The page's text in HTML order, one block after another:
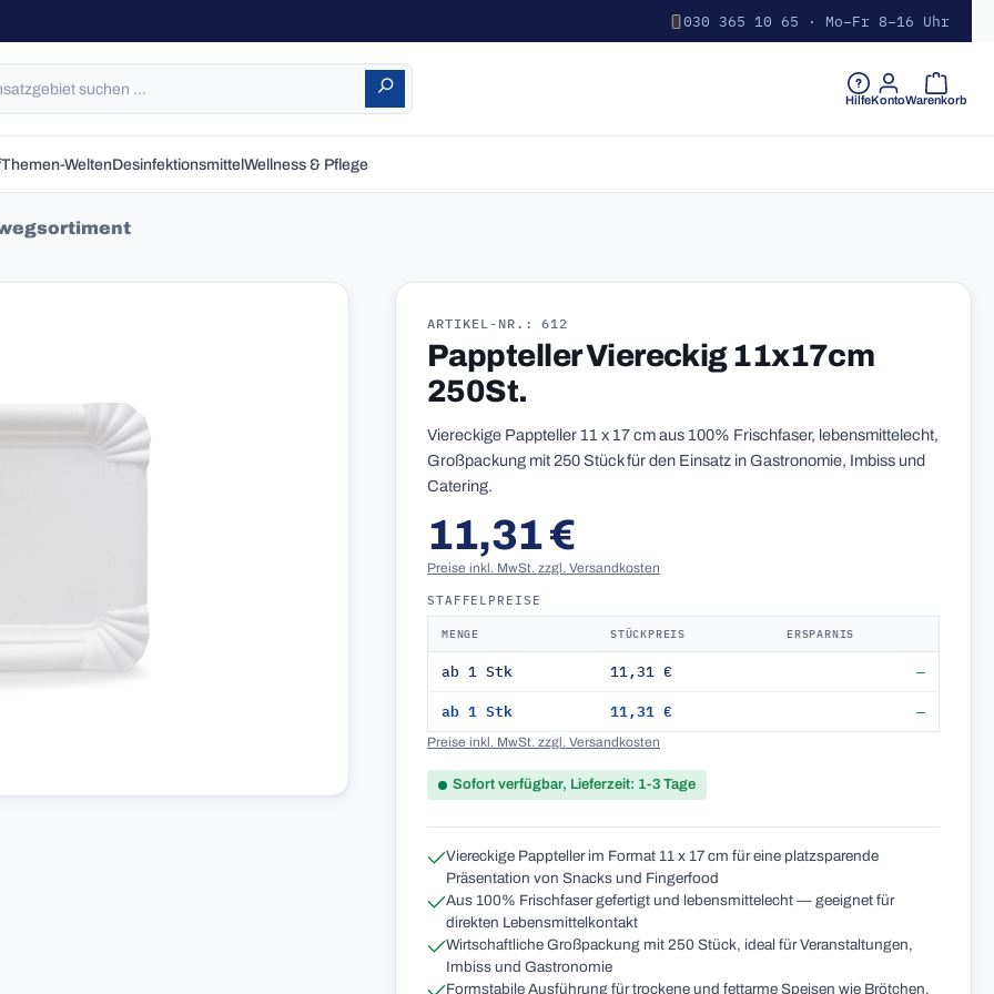
030 365 10 65 · Mo–Fr 8–16 Uhr
HilfeKontoWarenkorb
Themen-WeltenDesinfektionsmittelWellness & Pflege
ARTIKEL-NR.: 612
Pappteller Viereckig 11x17cm
250St.
Viereckige Pappteller 11 x 17 cm aus 100% Frischfaser, lebensmittelecht,
Großpackung mit 250 Stück für den Einsatz in Gastronomie, Imbiss und
Catering.
11,31 €
Preise inkl. MwSt. zzgl. Versandkosten
STAFFELPREISE
MENGE STÜCKPREIS ERSPARNIS
ab 1 Stk 11,31 € —
ab 1 Stk 11,31 € —
Preise inkl. MwSt. zzgl. Versandkosten
Sofort verfügbar, Lieferzeit: 1-3 Tage
Viereckige Pappteller im Format 11 x 17 cm für eine platzsparende
Präsentation von Snacks und Fingerfood
Aus 100% Frischfaser gefertigt und lebensmittelecht — geeignet für
direkten Lebensmittelkontakt
Wirtschaftliche Großpackung mit 250 Stück, ideal für Veranstaltungen,
Imbiss und Gastronomie
Formstabile Ausführung für trockene und fettarme Speisen wie Brötchen,